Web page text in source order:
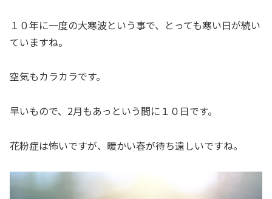
１０年に一度の大寒波という事で、とっても寒い日が続い
ていますね。
空気もカラカラです。
早いもので、2月もあっという間に１０日です。
花粉症は怖いですが、暖かい春が待ち遠しいですね。